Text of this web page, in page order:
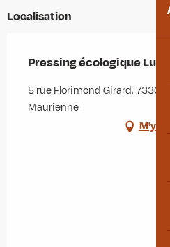
Localisation
Pressing écologique Lutino
5 rue Florimond Girard, 73300
Maurienne
M'y